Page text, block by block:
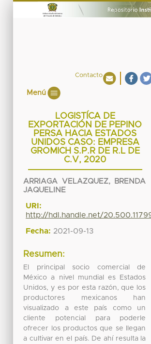
Contacto
Menú
LOGISTÍCA DE
EXPORTACIÓN DE PEPINO
PERSA HACIA ESTADOS
UNIDOS CASO: EMPRESA
GROMICH S.P.R DE R.L DE
C.V, 2020
ARRIAGA VELAZQUEZ, BRENDA
JAQUELINE
URI:
http://hdl.handle.net/
Fecha: 2021-09-13
Resumen:
El principal socio comercial de
México a nivel mundial es Estados
Unidos, y es por esta razón, que los
productores mexicanos han
visualizado a este país como un
cliente potencial para poderle
ofrecer los productos que se llegan
a cultivar en el país. De ahí resulta la